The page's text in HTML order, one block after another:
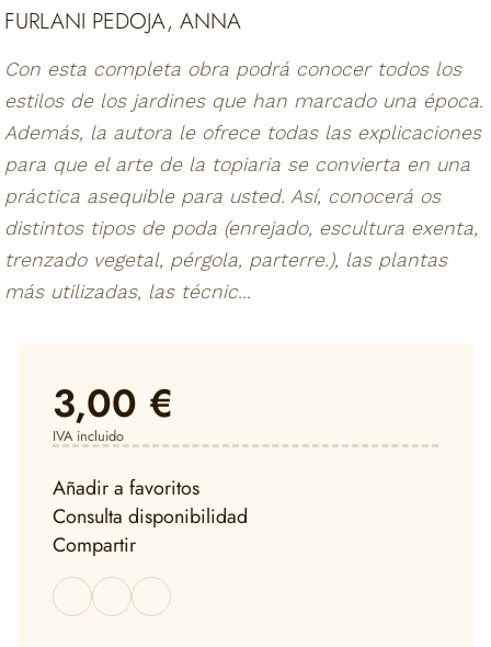
FURLANI PEDOJA, ANNA
Con esta completa obra podrá conocer todos los
estilos de los jardines que han marcado una época.
Además, la autora le ofrece todas las explicaciones
para que el arte de la topiaria se convierta en una
práctica asequible para usted. Así, conocerá os
distintos tipos de poda (enrejado, escultura exenta,
trenzado vegetal, pérgola, parterre.), las plantas
más utilizadas, las técnic...
3,00 €
IVA incluido
Añadir a favoritos
Consulta disponibilidad
Compartir